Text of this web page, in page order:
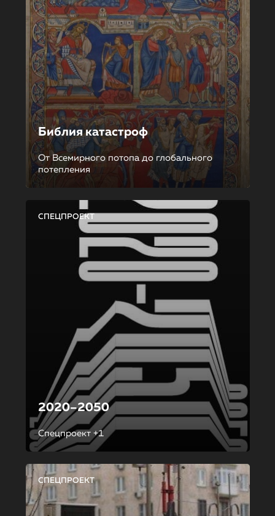
Библия катастроф
От Всемирного потопа до глобального
потепления
СПЕЦПРОЕКТ
2020–2050
Спецпроект +1
СПЕЦПРОЕКТ